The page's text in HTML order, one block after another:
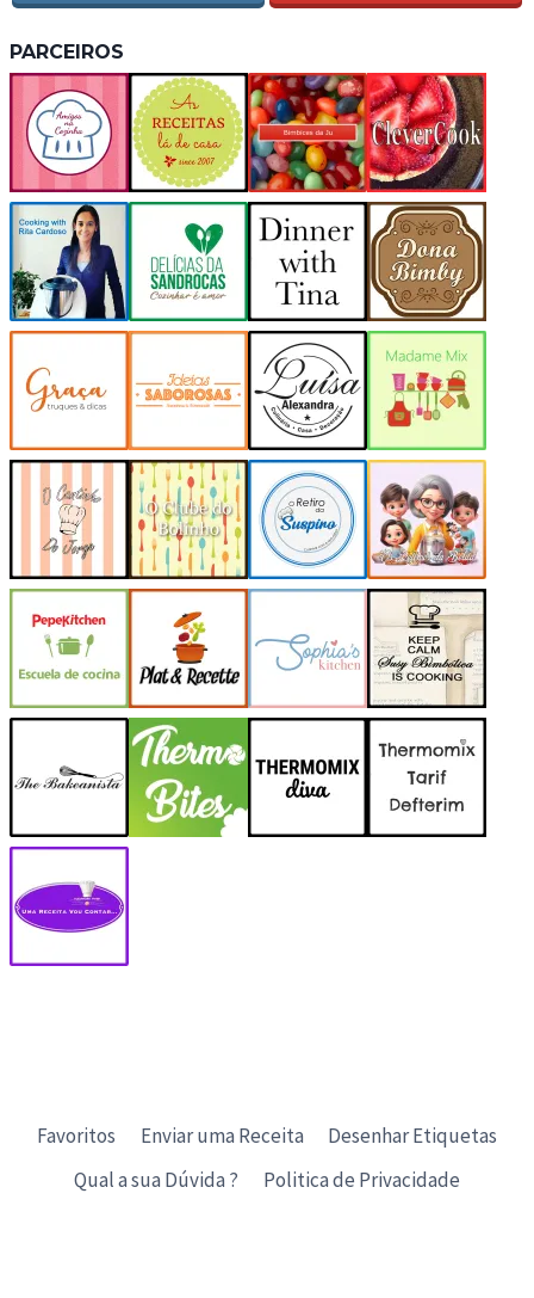
PARCEIROS
Favoritos Enviar uma Receita
Desenhar Etiquetas
Qual a sua Dúvida ?
Politica de Privacidade